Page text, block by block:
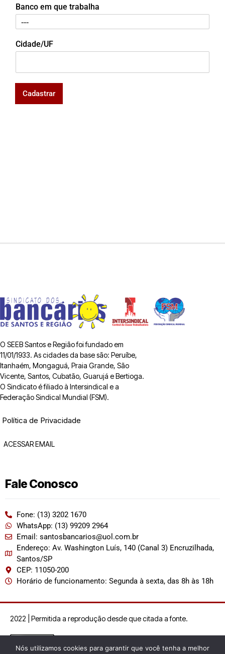
Banco em que trabalha
Cidade/UF
Cadastrar
O SEEB Santos e Região foi fundado em
11/01/1933. As cidades da base são: Peruíbe,
Itanhaém, Mongaguá, Praia Grande, São
Vicente, Santos, Cubatão, Guarujá e Bertioga.
O Sindicato é filiado à Intersindical e a
Federação Sindical Mundial (FSM).
Política de Privacidade
ACESSAR EMAIL
Fale Conosco
Fone: (13) 3202 1670
WhatsApp: (13) 99209 2964
Email: santosbancarios@uol.com.br
Endereço: Av. Washington Luís, 140 (Canal 3) Encruzilhada,
Santos/SP
CEP: 11050-200
Horário de funcionamento: Segunda à sexta, das 8h às 18h
2022 | Permitida a reprodução desde que citada a fonte.
Nós utilizamos cookies para garantir que você tenha a melhor